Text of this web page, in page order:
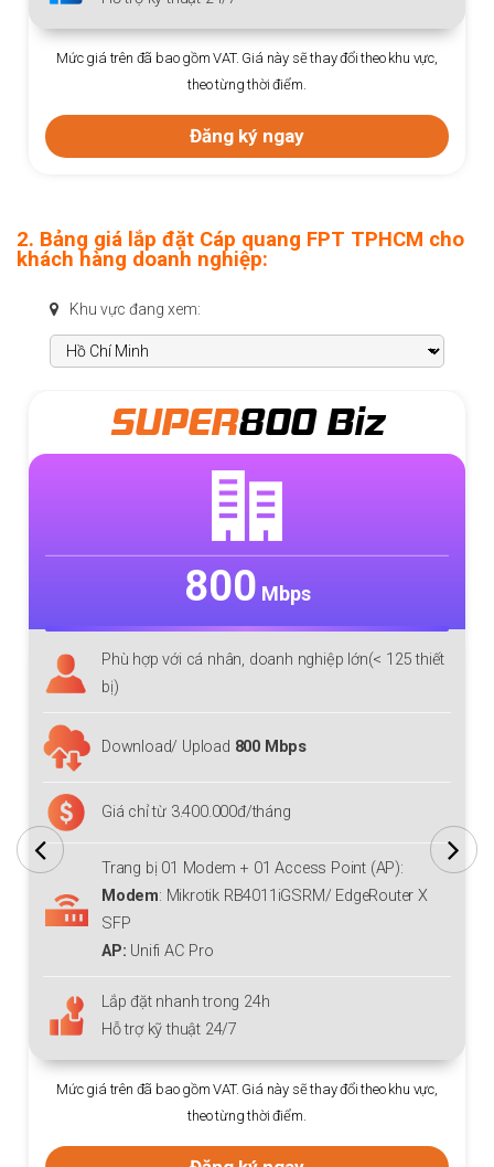
Mức giá trên đã bao gồm VAT. Giá này sẽ thay đổi theo khu
theo từng thời điểm.
Đăng ký ngay
2. Bảng giá lắp đặt Cáp quang FPT TPHCM cho
khách hàng doanh nghiệp:
Khu vực đang xem:
SUPER800 Biz
Mbps
Phù hợp với cá nhân, doanh nghiệp lớn(< 125 thiết
bị)
Download/ Upload800 Mbps
Giá chỉ từ 3.400.000đ/tháng
Trang bị 01 Modem + 01 Access Point (AP):
Modem
: Mikrotik RB4011iGSRM/ EdgeRouter X
SFP
Unifi AC Pro
Lắp đặt nhanh trong 24h
Hỗ trợ kỹ thuật 24/7
giá trên đã bao gồm VAT. Giá này sẽ thay đổi theo khu vực,
theo từng thời điểm.